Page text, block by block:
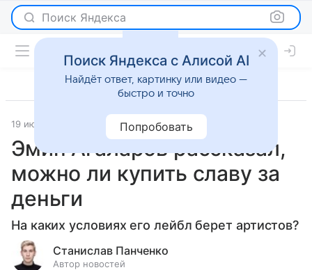
Поиск Яндекса
19 июня 2026 Леди Mail Светская жизнь
Эмин Агаларов рассказал,
можно ли купить славу за
деньги
На каких условиях его лейбл берет артистов?
Станислав Панченко
Автор новостей
Поиск Яндекса с Алисой AI
Найдёт ответ, картинку или видео —
быстро и точно
Попробовать